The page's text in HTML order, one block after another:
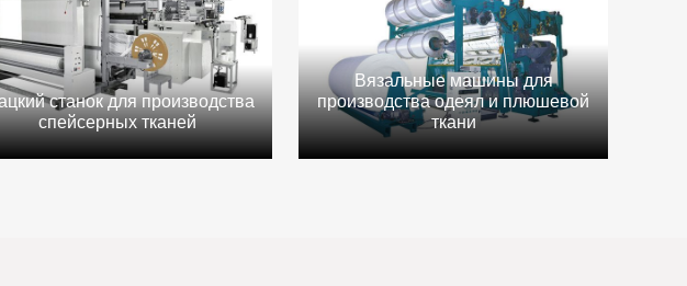
станок для производства
спейсерных тканей
Вязальные машины для
производства одеял и плюшевой
ткани